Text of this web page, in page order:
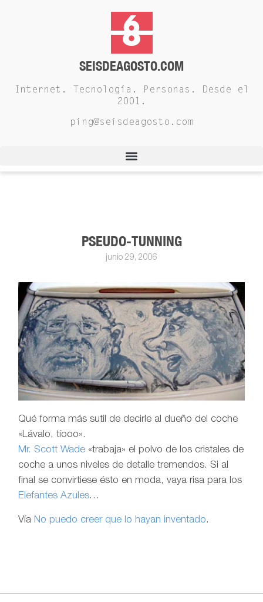
SEISDEAGOSTO.COM
Internet. Tecnología. Personas. Desde el
2001.
ping@seisdeagosto.com
PSEUDO-TUNNING
junio 29, 2006
Qué forma más sutil de decirle al dueño del coche
«Lávalo, tíooo».
Mr. Scott Wade «trabaja» el polvo de los cristales de
coche a unos niveles de detalle tremendos. Si al
final se convirtiese ésto en moda, vaya risa para los
Elefantes Azules…
Vía No puedo creer que lo hayan inventado.